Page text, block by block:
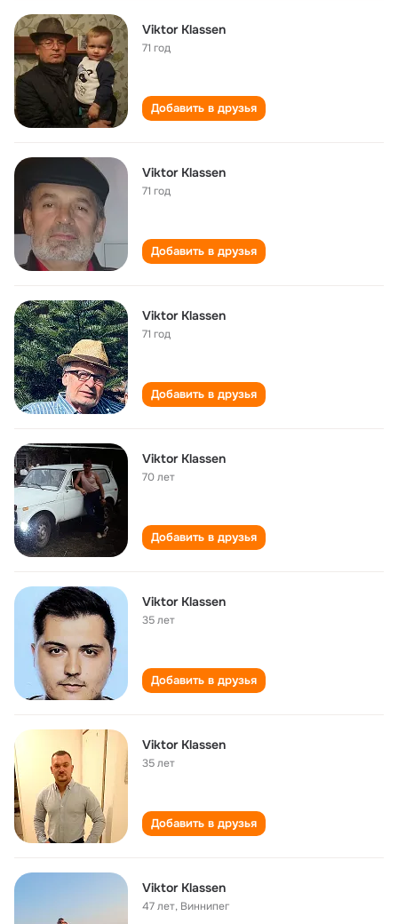
Viktor Klassen
71 год
Добавить в друзья
Viktor Klassen
71 год
Добавить в друзья
Viktor Klassen
71 год
Добавить в друзья
Viktor Klassen
70 лет
Добавить в друзья
Viktor Klassen
35 лет
Добавить в друзья
Viktor Klassen
35 лет
Добавить в друзья
Viktor Klassen
47 лет, Виннипег